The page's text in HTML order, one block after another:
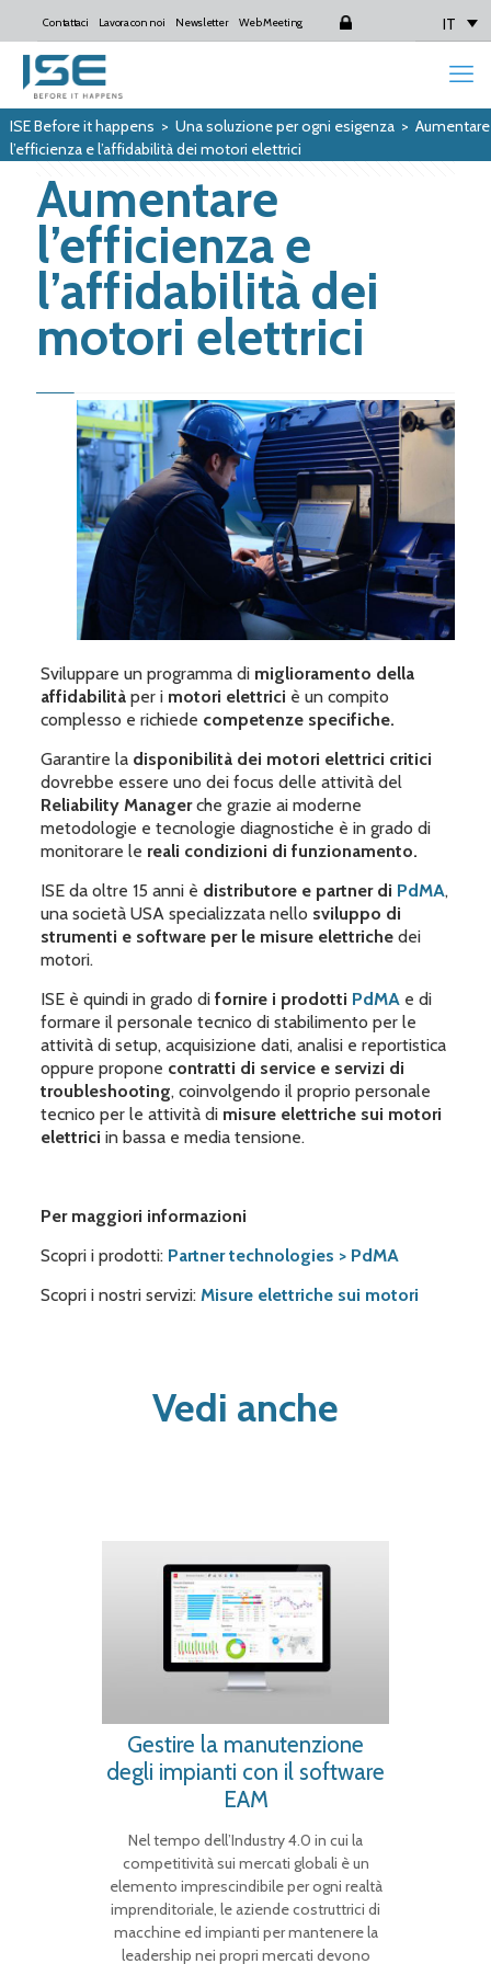
Contattaci Lavora con noi Newsletter Web Meeting IT
ISE Before it happens > Una soluzione per ogni esigenza> Aumentare
l’efficienza e l’affidabilità dei motori elettrici
Aumentare
l’efficienza e
l’affidabilità dei
motori elettrici
Sviluppare un programma di miglioramento della
affidabilitàper i motori elettrici è un compito
complesso e richiede competenze specifiche.
Garantire la disponibilità dei motori elettrici critici
dovrebbe essere uno dei focus delle attività del
Reliability Managerche grazie ai moderne
metodologie e tecnologie diagnostiche è in grado di
monitorare le reali condizioni di funzionamento.
ISE da oltre 15 anni è distributore e partner di PdMA,
una società USA specializzata nello sviluppo di
strumenti e software per le misure elettrichedei
motori.
ISE è quindi in grado di fornire i prodotti PdMAe di
formare il personale tecnico di stabilimento per le
attività di setup, acquisizione dati, analisi e reportistica
oppure propone contratti di service e servizi di
troubleshooting, coinvolgendo il proprio personale
tecnico per le attività di misure elettriche sui motori
elettrici in bassa e media tensione.
Per maggiori informazioni
Scopri i prodotti: Partner technologies > PdMA
Scopri i nostri servizi: Misure elettriche sui motori
Vedi anche
Gestire la manutenzione
degli impianti con il software
EAM
Nel tempo dell’Industry 4.0 in cui la
competitività sui mercati globali è un
elemento imprescindibile per ogni realtà
imprenditoriale, le aziende costruttrici di
macchine ed impianti per mantenere la
leadership nei propri mercati devono